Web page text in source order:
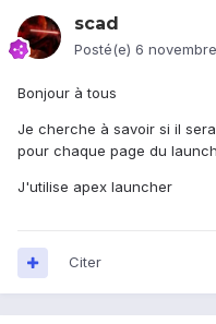
scad
Posté(e) 6
Bonjour à tous
Je cherche à savoir si il
pour chaque page du
J'utilise apex launcher
Citer